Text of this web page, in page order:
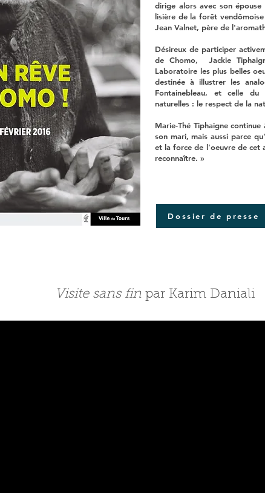
dirige alors avec son
lisière de la forêt
Jean Valnet, père de
Désireux de participer
de Chomo, Jackie
Laboratoire les plus belles
destinée à illustrer les
Fontainebleau, et celle du
naturelles : le respect de la
Marie-Thé Tiphaigne
son mari, mais aussi parce
et la force de l'oeuvre de cet
reconnaître. »
Dossier de presse
Visite sans fin par Karim Daniali